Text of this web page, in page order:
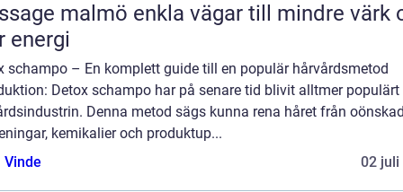
enkla vägar till mindre värk och
energi
schampo – En komplett guide till en populär hårvårdsmetod
Detox schampo har på senare tid blivit alltmer
Denna metod sägs kunna rena håret från
kemikalier och produktup...
Vinde
02 juli